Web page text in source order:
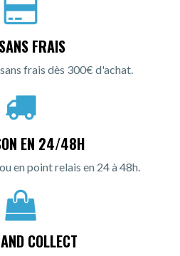
FRAIS
frais dès 300€ d'achat.
EN 24/48H
en point relais en 24 à 48h.
COLLECT